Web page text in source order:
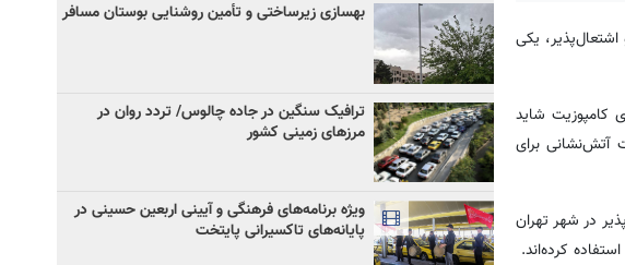
یکی
کامپوزیت شاید
آتش‌نشانی برای
و اشتعال‌پذیر در شهر تهران
کرده‌اند.
بهسازی زیرساختی و تأمین روشنایی بوستان مسافر
ترافیک سنگین در جاده چالوس/ تردد روان در
مرزهای زمینی کشور
ویژه برنامه‌های فرهنگی و آیینی اربعین حسینی در
پایانه‌های تاکسیرانی پایتخت